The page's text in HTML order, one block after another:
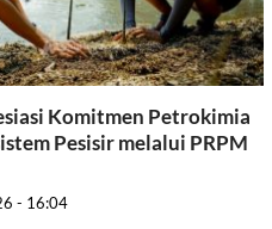
Komitmen Petrokimia
Pesisir melalui PRPM
- 16:04